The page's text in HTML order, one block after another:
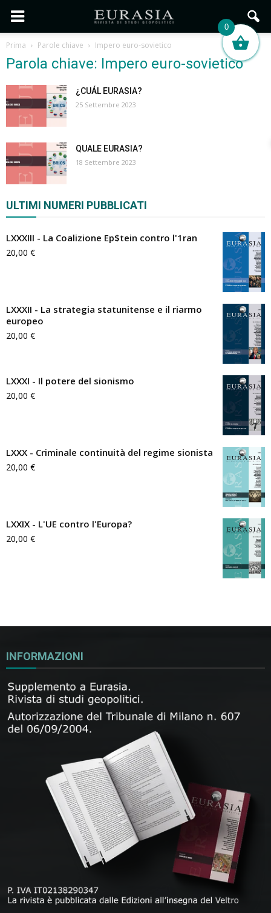
Prima Parole chiave Impero euro-sovietico
Parola chiave: Impero euro-sovietico
¿CUÁL EURASIA?
25 Settembre 2023
QUALE EURASIA?
18 Settembre 2023
ULTIMI NUMERI PUBBLICATI
LXXXIII - La Coalizione Ep$tein contro l'1ran
20,00 €
LXXXII - La strategia statunitense e il riarmo
europeo
20,00 €
LXXXI - Il potere del sionismo
20,00 €
LXXX - Criminale continuità del regime sionista
20,00 €
LXXIX - L'UE contro l'Europa?
20,00 €
INFORMAZIONI
0